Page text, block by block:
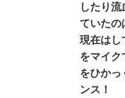
したり
ていた
現在はし
をマイク
をひかっ
ンス！